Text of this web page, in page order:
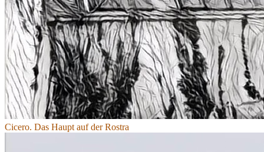
Cicero. Das Haupt auf der Rostra